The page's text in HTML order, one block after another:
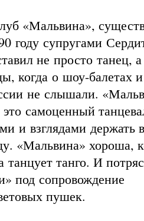
«Мальвина»,
году супругами
не просто танец,
когда о шоу-балетах
не слышали.
самоценный
и взглядами держать
«Мальвина» хороша,
танцует танго. И
под сопровождение
пушек.